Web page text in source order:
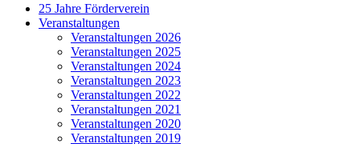
25 Jahre Förderverein
Veranstaltungen
Veranstaltungen 2026
Veranstaltungen 2025
Veranstaltungen 2024
Veranstaltungen 2023
Veranstaltungen 2022
Veranstaltungen 2021
Veranstaltungen 2020
Veranstaltungen 2019